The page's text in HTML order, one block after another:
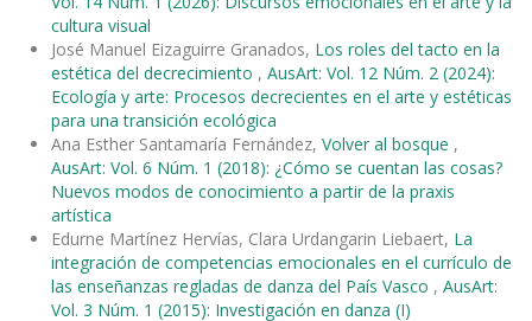
cultura visual
José Manuel Eizaguirre Granados, Los roles del tacto en la
estética del decrecimiento , AusArt: Vol. 12 Núm. 2 (2024):
Ecología y arte: Procesos decrecientes en el arte y estéticas
para una transición ecológica
Ana Esther Santamaría Fernández, Volver al bosque ,
AusArt: Vol. 6 Núm. 1 (2018): ¿Cómo se cuentan las cosas?
Nuevos modos de conocimiento a partir de la praxis
artística
Edurne Martínez Hervías, Clara Urdangarin Liebaert, La
integración de competencias emocionales en el currículo de
las enseñanzas regladas de danza del País Vasco , AusArt:
Vol. 3 Núm. 1 (2015): Investigación en danza (I)